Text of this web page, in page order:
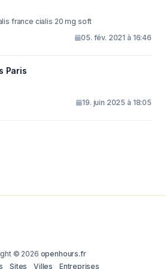
france cialis 20 mg soft
05. fév. 2021 à 16:46
Paris
19. juin 2025 à 18:05
© 2026 openhours.fr
Sites Villes Entreprises